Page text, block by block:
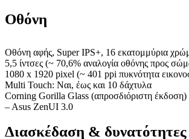
Οθόνη
Οθόνη αφής, Super IPS+, 16 εκατομμύρια
5,5 ίντσες (~ 70,6% αναλογία οθόνης προς
1080 x 1920 pixel (~ 401 ppi πυκνότητα
Multi Touch: Ναι, έως και 10 δάχτυλα
Corning Gorilla Glass (απροσδιόριστη έκδοση)
– Asus ZenUI 3.0
Διασκέδαση & δυνατότητες